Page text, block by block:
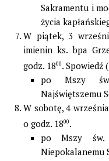
Sakramentu i
życia
W piątek, 3
imienin ks. bpa
godz. 1800. Spowiedź
po Mszy
Najświętszemu
W sobotę, 4
o godz. 1800.
po Mszy św.
Niepokalanemu